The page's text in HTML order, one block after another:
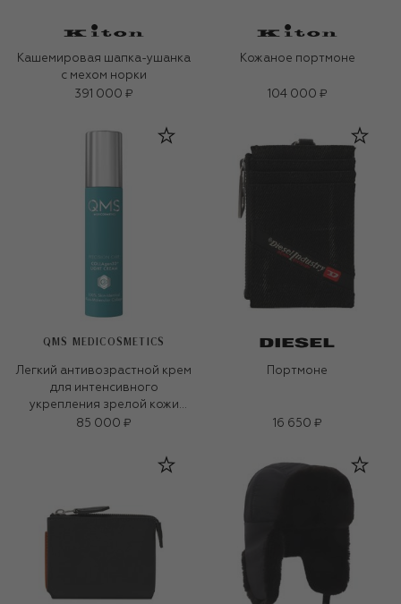
Кашемировая шапка-ушанка
с мехом норки
391 000 ₽
Кожаное портмоне
104 000 ₽
QMS MEDICOSMETICS
Легкий антивозрастной крем
для интенсивного
укрепления зрелой кожи
«3D-коллаген» (50ml)
85 000 ₽
Портмоне
16 650 ₽